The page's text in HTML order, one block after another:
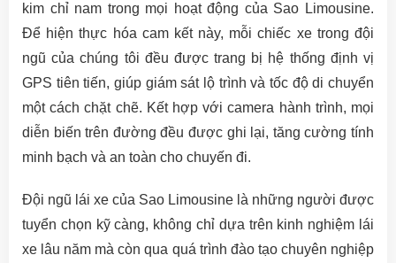
kim chỉ nam trong mọi hoạt động của Sao Limousine.
Để hiện thực hóa cam kết này, mỗi chiếc xe trong đội
ngũ của chúng tôi đều được trang bị hệ thống định vị
GPS tiên tiến, giúp giám sát lộ trình và tốc độ di chuyển
một cách chặt chẽ. Kết hợp với camera hành trình, mọi
diễn biến trên đường đều được ghi lại, tăng cường tính
minh bạch và an toàn cho chuyến đi.
Đội ngũ lái xe của Sao Limousine là những người được
tuyển chọn kỹ càng, không chỉ dựa trên kinh nghiệm lái
xe lâu năm mà còn qua quá trình đào tạo chuyên nghiệp